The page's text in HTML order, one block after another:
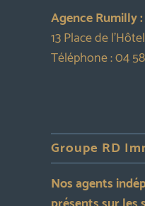
Agence Rumilly :
13 Place de
Téléphone :04
Groupe RD
Nos agents